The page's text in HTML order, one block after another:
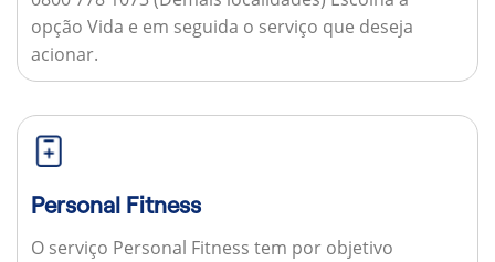
opção Vida e em seguida o serviço que deseja
acionar.
Personal Fitness
O serviço Personal Fitness tem por objetivo